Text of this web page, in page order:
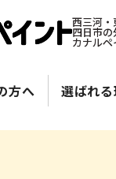
西三河・
四日市
カナル
方へ 選ばれ